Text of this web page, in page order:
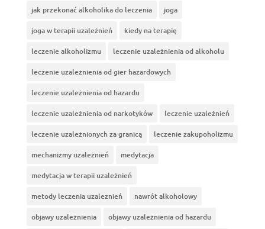
jak przekonać alkoholika do leczenia joga
joga w terapii uzależnień kiedy na terapię
leczenie alkoholizmu leczenie uzależnienia od alkoholu
leczenie uzależnienia od gier hazardowych
leczenie uzależnienia od hazardu
leczenie uzależnienia od narkotyków leczenie uzależnień
leczenie uzależnionych za granicą leczenie zakupoholizmu
mechanizmy uzależnień medytacja
medytacja w terapii uzależnień
metody leczenia uzaleznień nawrót alkoholowy
objawy uzależnienia objawy uzależnienia od hazardu